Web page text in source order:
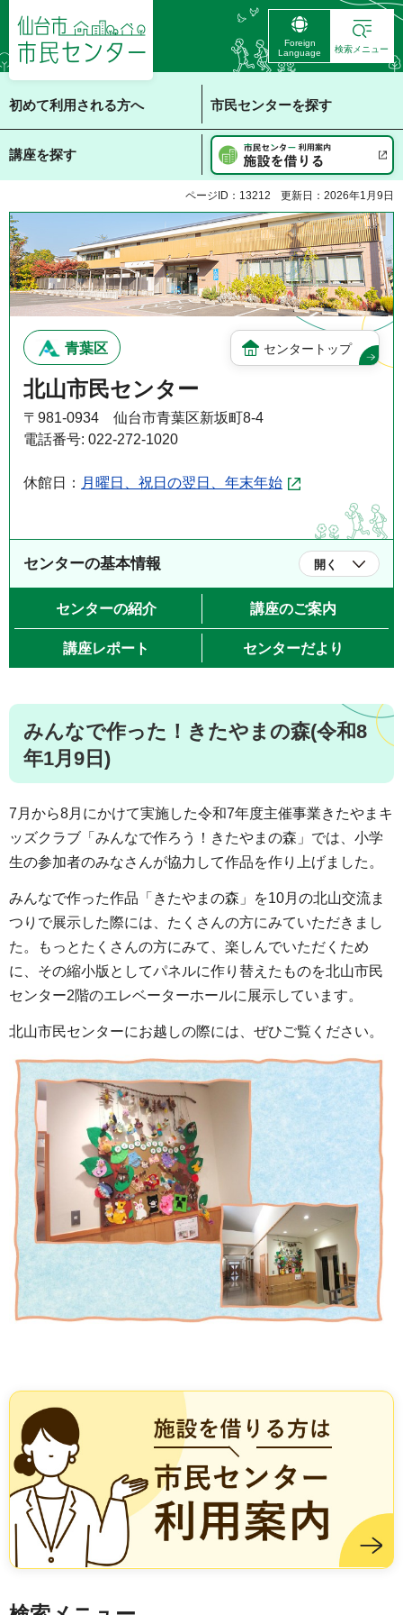
仙台市 市民センタ
ー
Foreign
Language
検索メニュー
初めて利用される方へ 市民センターを探す
講座を探す
ページID：13212 更新日：2026年1月9日
青葉区 センタートップ
北山市民センター
〒981-0934 仙台市青葉区新坂町8-4
電話番号: 022-272-1020
休館日： 月曜日、祝日の翌日、年末年始
センターの基本情報 開く
センターの紹介 講座のご案内
講座レポート センターだより
みんなで作った！きたやまの森(令和8
年1月9日)
7月から8月にかけて実施した令和7年度主催事業きたやまキ
ッズクラブ「みんなで作ろう！きたやまの森」では、小学
生の参加者のみなさんが協力して作品を作り上げました。
みんなで作った作品「きたやまの森」を10月の北山交流ま
つりで展示した際には、たくさんの方にみていただきまし
た。もっとたくさんの方にみて、楽しんでいただくため
に、その縮小版としてパネルに作り替えたものを北山市民
センター2階のエレベーターホールに展示しています。
北山市民センターにお越しの際には、ぜひご覧ください。